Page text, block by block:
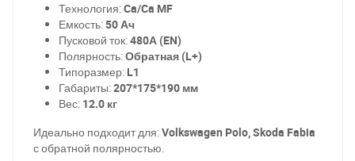
Технология:Ca/Ca MF
Емкость:50 Ач
Пусковой ток:480А (EN)
Полярность:Обратная (L+)
Типоразмер: L1
Габариты:207*175*190 мм
Вес: 12.0 кг
Идеально подходит для:Volkswagen Polo, Skoda Fabia
с обратной полярностью.